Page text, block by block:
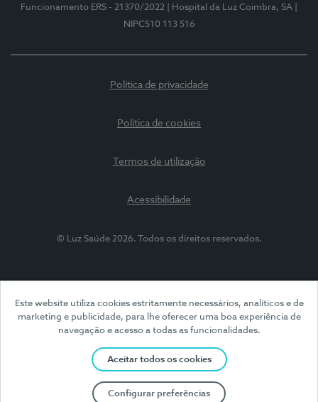
Este website utiliza cookies estritamente necessários, analíticos e de
marketing e publicidade, para lhe oferecer uma boa experiência de
navegação e acesso a todas as funcionalidades.
Aceitar todos os cookies
Configurar preferências
Funcionamento ERS - 21370/2022
| Hospital da Luz Coimbra, SA
NIPC510 113 516
Política de privacidade
Política de cookies
Termos de utilização
Acessibilidade
© Luz Saúde 2026. Todos os direitos reservados.